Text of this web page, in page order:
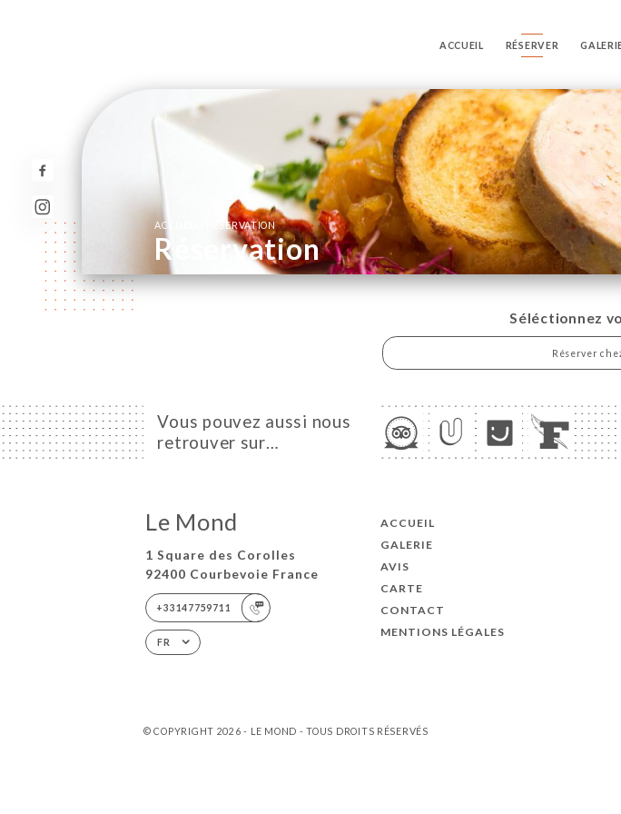
ACCUEIL RÉSERVER
ACCUEIL RÉSERVATION
Réservation
Séléctionnez
Réserver
Vous pouvez aussi nous
retrouver sur…
Le Mond
1 Square des Corolles
92400 Courbevoie France
+33147759711
FR
ACCUEIL
GALERIE
AVIS
CARTE
CONTACT
MENTIONS LÉGALES
© COPYRIGHT 2026 - LE MOND - TOUS DROITS RÉSERVÉS